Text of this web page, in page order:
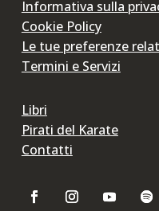
Informativa sulla
Cookie Policy
Le tue preferenze
Termini e Servizi
Libri
Pirati del Karate
Contatti